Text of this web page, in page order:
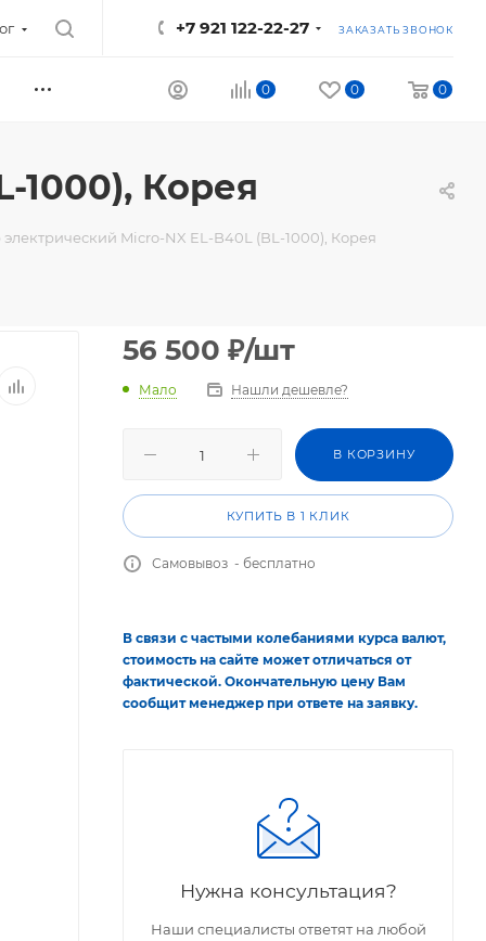
+7 921 122-22-27 ЗАКАЗАТЬ ЗВОНОК
0 0 0
1000), Корея
Micro-NX EL-B40L (BL-1000), Корея
56 500 ₽/шт
Мало Нашли дешевле?
В КОРЗИНУ
КУПИТЬ В 1 КЛИК
Самовывоз - бесплатно
В связи с частыми колебаниями курса валют,
стоимость на сайте может отличаться от
фактической. Окончательную цену Вам
сообщит менеджер при ответе на заявку.
Нужна консультация?
Наши специалисты ответят на любой